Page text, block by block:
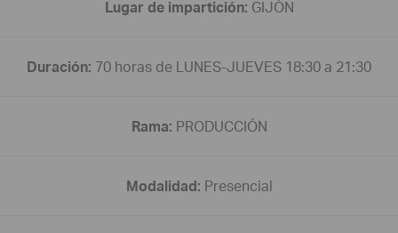
Lugar de impartición: GIJÓN
Duración: 70 horas de LUNES-JUEVES 18:30 a 21:30
Rama: PRODUCCIÓN
Modalidad: Presencial